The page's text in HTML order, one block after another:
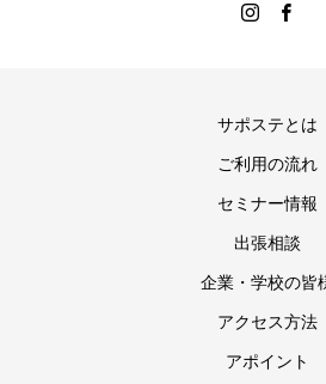
サポステとは
ご利用の流れ
セミナー情報
出張相談
企業・学校の皆
アクセス方法
アポイント